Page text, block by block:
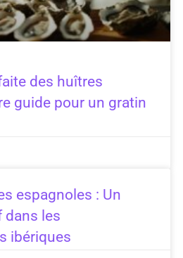
des huîtres
guide pour un gratin
espagnoles : Un
dans les
ibériques